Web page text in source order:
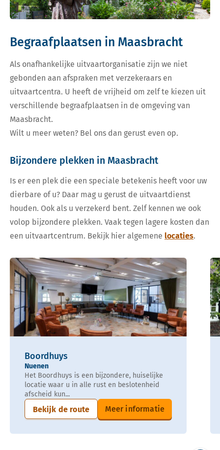
Begraafplaatsen in Maasbracht
Als onafhankelijke uitvaartorganisatie zijn we niet
gebonden aan afspraken met verzekeraars en
uitvaartcentra. U heeft de vrijheid om zelf te kiezen uit
verschillende begraafplaatsen in de omgeving van
Maasbracht.
Wilt u meer weten? Bel ons dan gerust even op.
Bijzondere plekken in Maasbracht
Is er een plek die een speciale betekenis heeft voor uw
dierbare of u? Daar mag u gerust de uitvaartdienst
houden. Ook als u verzekerd bent. Zelf kennen we ook
volop bijzondere plekken. Vaak tegen lagere kosten dan
een uitvaartcentrum. Bekijk hier algemene locaties.
Boordhuys
Nuenen
Het Boordhuys is een bijzondere, huiselijke
locatie waar u in alle rust en beslotenheid
afscheid kun...
Bekijk de route Meer informatie